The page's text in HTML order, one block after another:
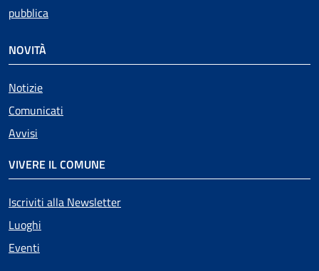
pubblica
NOVITÀ
Notizie
Comunicati
Avvisi
VIVERE IL COMUNE
Iscriviti alla Newsletter
Luoghi
Eventi